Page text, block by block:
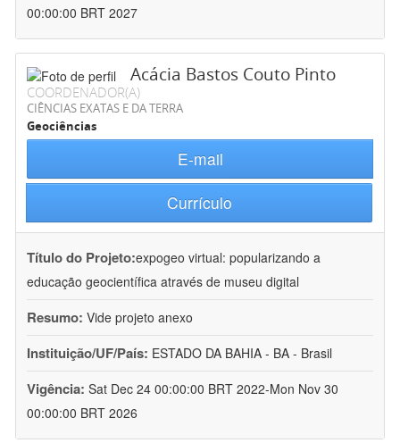
00:00:00 BRT 2027
Acácia Bastos Couto Pinto
COORDENADOR(A)
CIÊNCIAS EXATAS E DA TERRA
Geociências
E-mail
Currículo
Título do Projeto:expogeo virtual: popularizando a
educação geocientífica através de museu digital
Resumo: Vide projeto anexo
Instituição/UF/País: ESTADO DA BAHIA - BA - Brasil
Vigência: Sat Dec 24 00:00:00 BRT 2022-Mon Nov 30
00:00:00 BRT 2026